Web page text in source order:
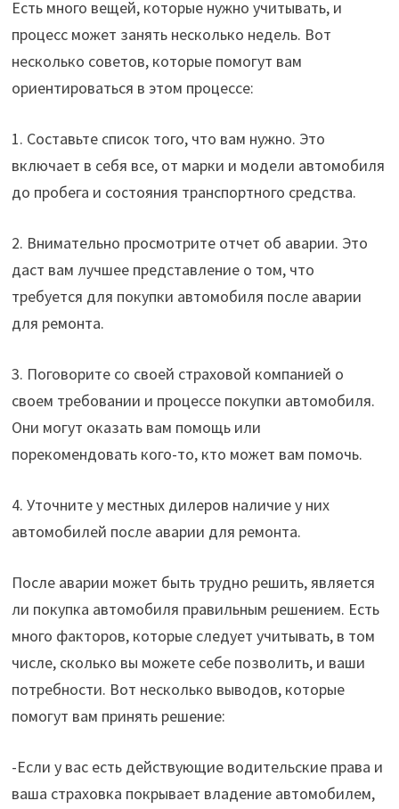
Есть много вещей, которые нужно учитывать, и
процесс может занять несколько недель. Вот
несколько советов, которые помогут вам
ориентироваться в этом процессе:
1. Составьте список того, что вам нужно. Это
включает в себя все, от марки и модели автомобиля
до пробега и состояния транспортного средства.
2. Внимательно просмотрите отчет об аварии. Это
даст вам лучшее представление о том, что
требуется для покупки автомобиля после аварии
для ремонта.
3. Поговорите со своей страховой компанией о
своем требовании и процессе покупки автомобиля.
Они могут оказать вам помощь или
порекомендовать кого-то, кто может вам помочь.
4. Уточните у местных дилеров наличие у них
автомобилей после аварии для ремонта.
После аварии может быть трудно решить, является
ли покупка автомобиля правильным решением. Есть
много факторов, которые следует учитывать, в том
числе, сколько вы можете себе позволить, и ваши
потребности. Вот несколько выводов, которые
помогут вам принять решение:
-Если у вас есть действующие водительские права и
ваша страховка покрывает владение автомобилем,